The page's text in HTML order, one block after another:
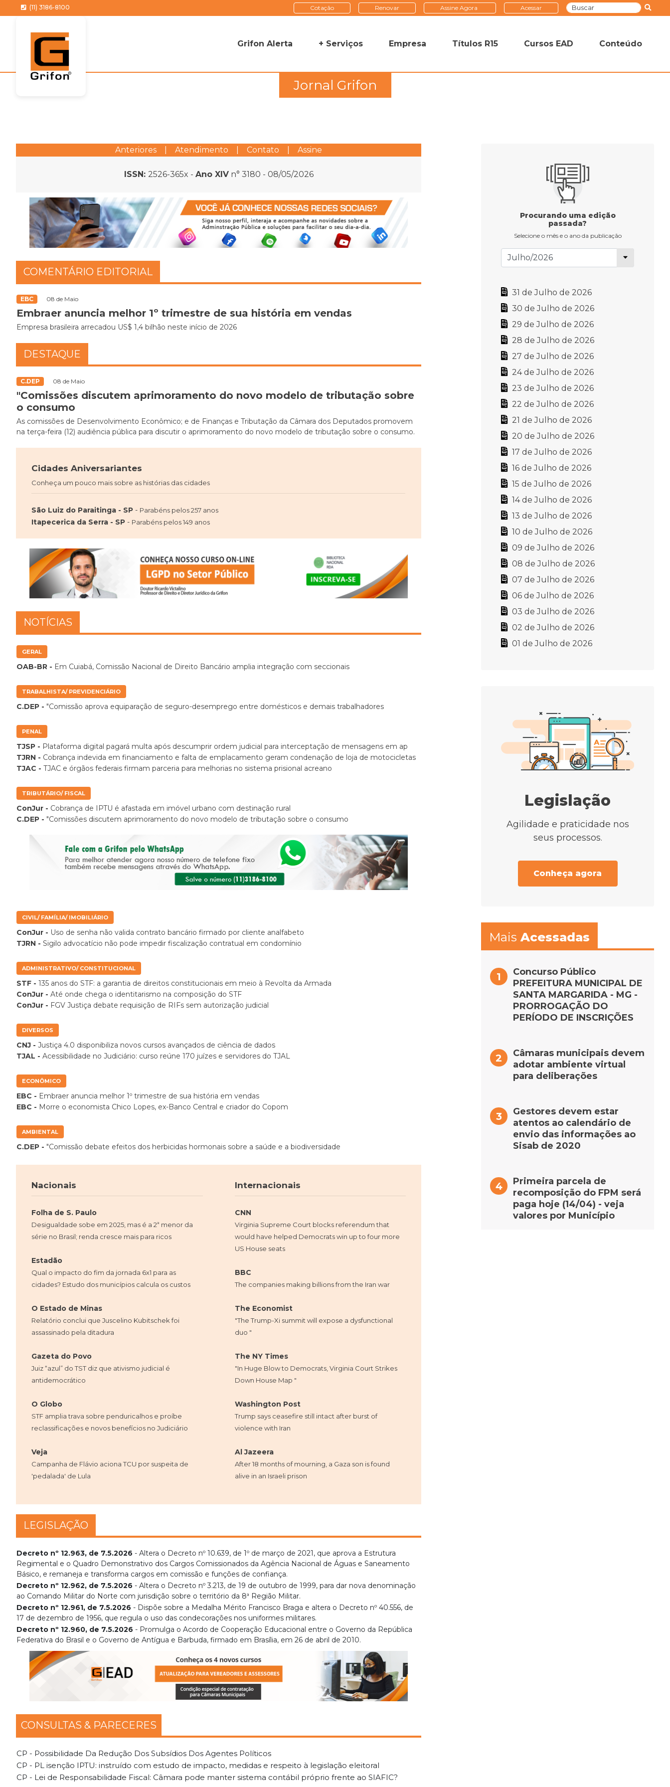
(11) 3186-8100 Cotação Renovar Assine Agora Acessar
Grifon Alerta + Serviços Empresa Títulos R15 Cursos EAD Conteúdo
Jornal Grifon
Anteriores Atendimento Contato Assine
ISSN: 2526-365x - Ano XIVn° 3180 - 08/05/2026
COMENTÁRIO EDITORIAL
EBC 08 de Maio
Embraer anuncia melhor 1º trimestre de sua história em vendas
Empresa brasileira arrecadou US$ 1,4 bilhão neste início de 2026
DESTAQUE
C.DEP 08 de Maio
"Comissões discutem aprimoramento do novo modelo de tributação sobre
o consumo
As comissões de Desenvolvimento Econômico; e de Finanças e Tributação da Câmara dos Deputados promovem
na terça-feira (12) audiência pública para discutir o aprimoramento do novo modelo de tributação sobre o consumo.
Cidades Aniversariantes
Conheça um pouco mais sobre as histórias das cidades
São Luiz do Paraitinga - SP - Parabéns pelos 257 anos
Itapecerica da Serra - SP - Parabéns pelos 149 anos
NOTÍCIAS
GERAL
OAB-BR - Em Cuiabá, Comissão Nacional de Direito Bancário amplia integração com seccionais
TRABALHISTA/ PREVIDENCIÁRIO
C.DEP - "Comissão aprova equiparação de seguro-desemprego entre domésticos e demais trabalhadores
PENAL
TJSP - Plataforma digital pagará multa após descumprir ordem judicial para interceptação de mensagens em ap
TJRN - Cobrança indevida em financiamento e falta de emplacamento geram condenação de loja de motocicletas
TJAC - TJAC e órgãos federais firmam parceria para melhorias no sistema prisional acreano
TRIBUTÁRIO/ FISCAL
ConJur - Cobrança de IPTU é afastada em imóvel urbano com destinação rural
C.DEP - "Comissões discutem aprimoramento do novo modelo de tributação sobre o consumo
CIVIL/ FAMÍLIA/ IMOBILIÁRIO
ConJur - Uso de senha não valida contrato bancário firmado por cliente analfabeto
TJRN - Sigilo advocatício não pode impedir fiscalização contratual em condomínio
ADMINISTRATIVO/ CONSTITUCIONAL
STF - 135 anos do STF: a garantia de direitos constitucionais em meio à Revolta da Armada
ConJur - Até onde chega o identitarismo na composição do STF
ConJur - FGV Justiça debate requisição de RIFs sem autorização judicial
DIVERSOS
CNJ - Justiça 4.0 disponibiliza novos cursos avançados de ciência de dados
TJAL - Acessibilidade no Judiciário: curso reúne 170 juízes e servidores do TJAL
ECONÔMICO
EBC - Embraer anuncia melhor 1º trimestre de sua história em vendas
EBC - Morre o economista Chico Lopes, ex-Banco Central e criador do Copom
AMBIENTAL
C.DEP - "Comissão debate efeitos dos herbicidas hormonais sobre a saúde e a biodiversidade
Nacionais
Folha de S. Paulo
Desigualdade sobe em 2025, mas é a 2ª menor da
série no Brasil; renda cresce mais para ricos
Estadão
Qual o impacto do fim da jornada 6x1 para as
cidades? Estudo dos municípios calcula os custos
O Estado de Minas
Relatório conclui que Juscelino Kubitschek foi
assassinado pela ditadura
Gazeta do Povo
Juiz “azul” do TST diz que ativismo judicial é
antidemocrático
O Globo
STF amplia trava sobre penduricalhos e proíbe
reclassificações e novos benefícios no Judiciário
Veja
Campanha de Flávio aciona TCU por suspeita de
'pedalada' de Lula
Internacionais
CNN
Virginia Supreme Court blocks referendum that
would have helped Democrats win up to four more
US House seats
BBC
The companies making billions from the Iran war
The Economist
"The Trump-Xi summit will expose a dysfunctional
duo "
The NY Times
"In Huge Blow to Democrats, Virginia Court Strikes
Down House Map "
Washington Post
Trump says ceasefire still intact after burst of
violence with Iran
Al Jazeera
After 18 months of mourning, a Gaza son is found
alive in an Israeli prison
LEGISLAÇÃO
Decreto nº 12.963, de 7.5.2026 - Altera o Decreto nº 10.639, de 1º de março de 2021, que aprova a Estrutura
Regimental e o Quadro Demonstrativo dos Cargos Comissionados da Agência Nacional de Águas e Saneamento
Básico, e remaneja e transforma cargos em comissão e funções de confiança.
Decreto nº 12.962, de 7.5.2026 - Altera o Decreto nº 3.213, de 19 de outubro de 1999, para dar nova denominação
ao Comando Militar do Norte com jurisdição sobre o território da 8ª Região Militar.
Decreto nº 12.961, de 7.5.2026 - Dispõe sobre a Medalha Mérito Francisco Braga e altera o Decreto nº 40.556, de
17 de dezembro de 1956, que regula o uso das condecorações nos uniformes militares.
Decreto nº 12.960, de 7.5.2026 - Promulga o Acordo de Cooperação Educacional entre o Governo da República
Federativa do Brasil e o Governo de Antígua e Barbuda, firmado em Brasília, em 26 de abril de 2010.
CONSULTAS & PARECERES
CP - Possibilidade Da Redução Dos Subsídios Dos Agentes Políticos
CP - PL isenção IPTU: instruído com estudo de impacto, medidas e respeito à legislação eleitoral
CP - Lei de Responsabilidade Fiscal: Câmara pode manter sistema contábil próprio frente ao SIAFIC?
Procurando uma edição
passada?
Selecione o mês e o ano da publicação
31 de Julho de 2026
30 de Julho de 2026
29 de Julho de 2026
28 de Julho de 2026
27 de Julho de 2026
24 de Julho de 2026
23 de Julho de 2026
22 de Julho de 2026
21 de Julho de 2026
20 de Julho de 2026
17 de Julho de 2026
16 de Julho de 2026
15 de Julho de 2026
14 de Julho de 2026
13 de Julho de 2026
10 de Julho de 2026
09 de Julho de 2026
08 de Julho de 2026
07 de Julho de 2026
06 de Julho de 2026
03 de Julho de 2026
02 de Julho de 2026
01 de Julho de 2026
Legislação
Agilidade e praticidade nos
seus processos.
Conheça agora
Mais Acessadas
Concurso Público
PREFEITURA MUNICIPAL DE
SANTA MARGARIDA - MG -
PRORROGAÇÃO DO
PERÍODO DE INSCRIÇÕES
Câmaras municipais devem
adotar ambiente virtual
para deliberações
Gestores devem estar
atentos ao calendário de
envio das informações ao
Sisab de 2020
Primeira parcela de
recomposição do FPM será
paga hoje (14/04) - veja
valores por Município